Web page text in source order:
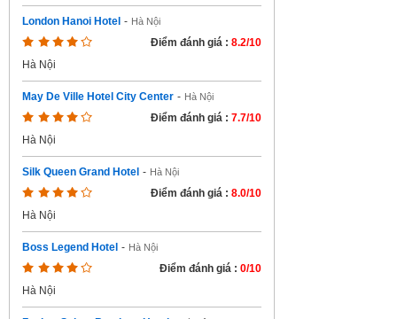
London Hanoi Hotel - Hà Nội
Điểm đánh giá : 8.2/10
Hà Nội
May De Ville Hotel City Center - Hà Nội
Điểm đánh giá : 7.7/10
Hà Nội
Silk Queen Grand Hotel - Hà Nội
Điểm đánh giá : 8.0/10
Hà Nội
Boss Legend Hotel - Hà Nội
Điểm đánh giá : 0/10
Hà Nội